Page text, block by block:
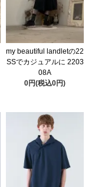
my beautiful landletの22
SSでカジュアルに 2203
08A
0円(税込0円)